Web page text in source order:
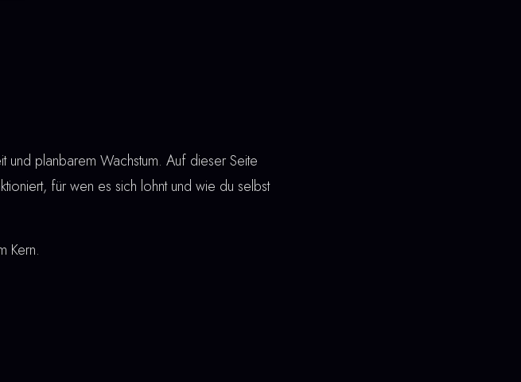
und planbarem Wachstum. Auf dieser Seite
für wen es sich lohnt und wie du selbst
Kern.